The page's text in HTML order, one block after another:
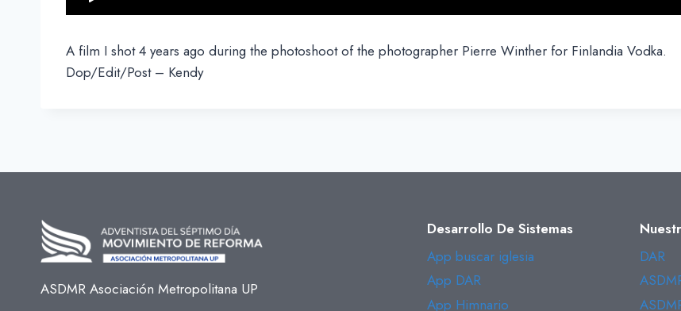
A film I shot 4 years ago during the photoshoot of the photographer Pierre Winther for Finlandia Vodka.
Dop/Edit/Post – Kendy
ASDMR Asociación Metropolitana UP
Desarrollo De Sistemas
App buscar iglesia
App DAR
App Himnario
DAR